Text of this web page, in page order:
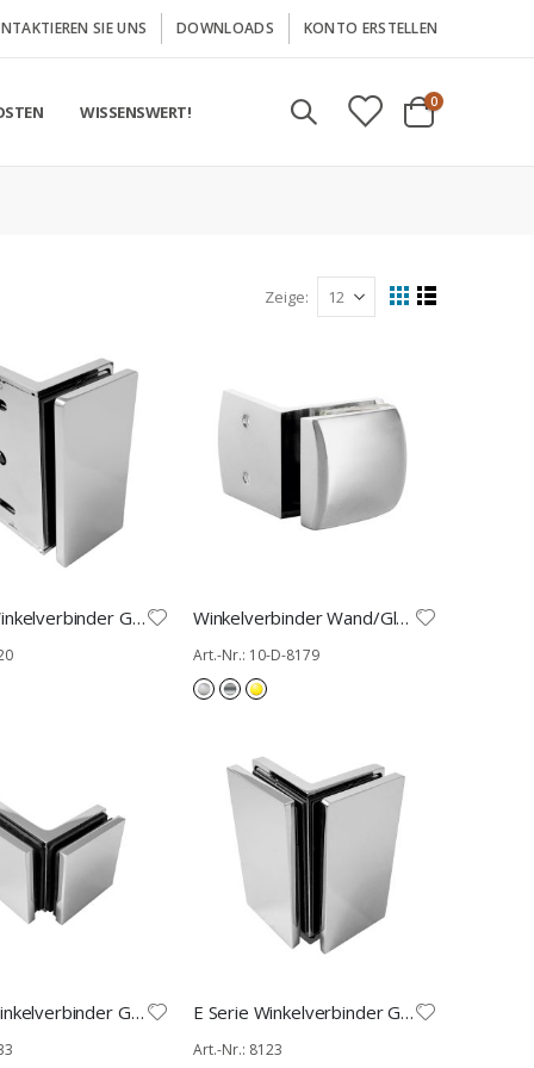
KONTO ERSTELLEN
SIE UNS DOWNLOADS
WISSENSWERT!
Cart
0Artikel
Zeige
Anzeigen
ListeListe
E Serie Winkelverbinder GW 90° Winkelverbinder Wand/Glas 90°
Art.-Nr.: 10-D-8179
F Serie Winkelverbinder GG 90° E Serie Winkelverbinder GG 90°
Art.-Nr.: 8123